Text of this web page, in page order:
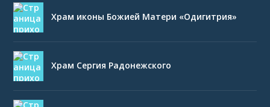
Храм иконы Божией Матери «Одигитрия»
Храм Сергия Радонежского